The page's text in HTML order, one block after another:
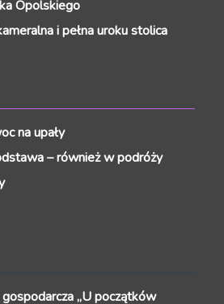
Opolskiego
i pełna uroku stolica
na upały
– również w podróży
„U początków